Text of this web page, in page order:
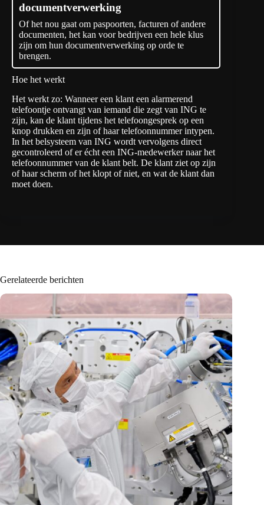
documentverwerking
Of het nou gaat om paspoorten, facturen of andere
documenten, het kan voor bedrijven een hele klus
zijn om hun documentverwerking op orde te
brengen.
Hoe het werkt
Het werkt zo: Wanneer een klant een alarmerend
telefoontje ontvangt van iemand die zegt van ING te
zijn, kan de klant tijdens het telefoongesprek op een
knop drukken en zijn of haar telefoonnummer intypen.
In het belsysteem van ING wordt vervolgens direct
gecontroleerd of er écht een ING-medewerker naar het
telefoonnummer van de klant belt. De klant ziet op zijn
of haar scherm of het klopt of niet, en wat de klant dan
moet doen.
Gerelateerde berichten